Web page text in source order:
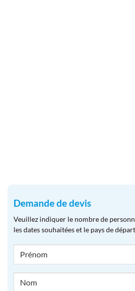
Demande de devis
Veuillez indiquer le nombre de
les dates souhaitées et le pays de
NOM